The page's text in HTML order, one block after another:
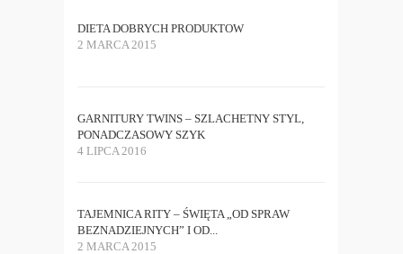
DIETA DOBRYCH PRODUKTOW
2 MARCA 2015
GARNITURY TWINS – SZLACHETNY STYL,
PONADCZASOWY SZYK
4 LIPCA 2016
TAJEMNICA RITY – ŚWIĘTA „OD SPRAW
BEZNADZIEJNYCH” I OD...
2 MARCA 2015